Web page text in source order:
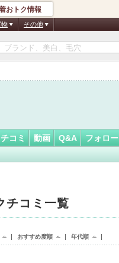
おトク情報
物 その他
コミ 動画 Q&A フォロー
チコミ一覧
おすすめ度順 年代順